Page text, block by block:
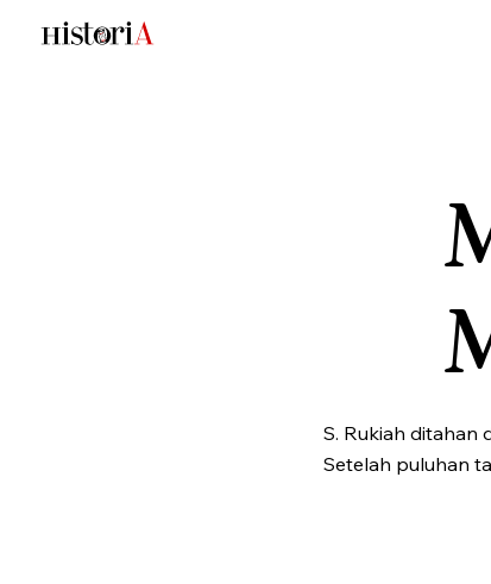
S. Rukiah ditahan
Setelah puluhan